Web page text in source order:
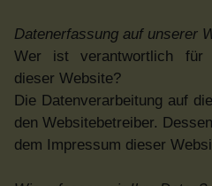
Datenerfassung auf unserer
Wer ist verantwortlich für
dieser Website?
Die Datenverarbeitung auf
den Websitebetreiber.
dem Impressum dieser